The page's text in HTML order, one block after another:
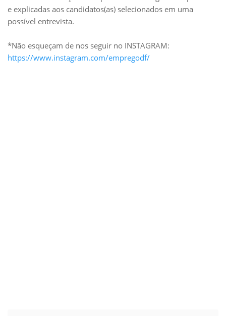
e explicadas aos candidatos(as) selecionados em uma
possível entrevista.
*Não esqueçam de nos seguir no INSTAGRAM:
https://www.instagram.com/empregodf/